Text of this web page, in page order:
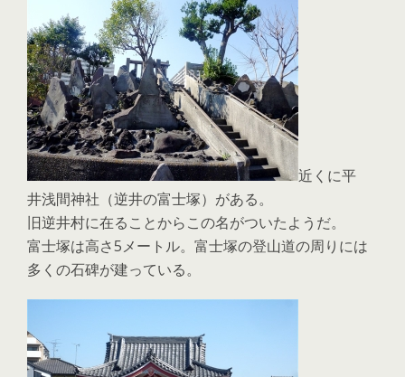
近くに平
井浅間神社（逆井の富士塚）がある。
旧逆井村に在ることからこの名がついたようだ。
富士塚は高さ5メートル。富士塚の登山道の周りには
多くの石碑が建っている。